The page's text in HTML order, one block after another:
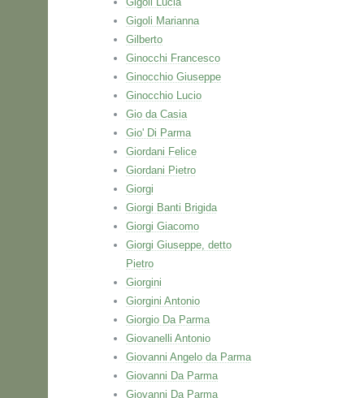
Gigoli Marianna
Gilberto
Ginocchi Francesco
Ginocchio Giuseppe
Ginocchio Lucio
Gio da Casia
Gio' Di Parma
Giordani Felice
Giordani Pietro
Giorgi
Giorgi Banti Brigida
Giorgi Giacomo
Giorgi Giuseppe, detto
Pietro
Giorgini
Giorgini Antonio
Giorgio Da Parma
Giovanelli Antonio
Giovanni Angelo da Parma
Giovanni Da Parma
Giovanni Da Parma